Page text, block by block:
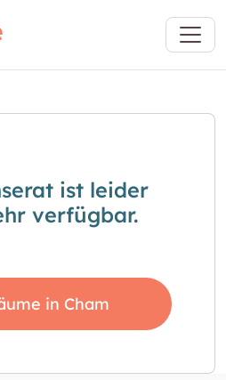
ist leider
verfügbar.
in Cham